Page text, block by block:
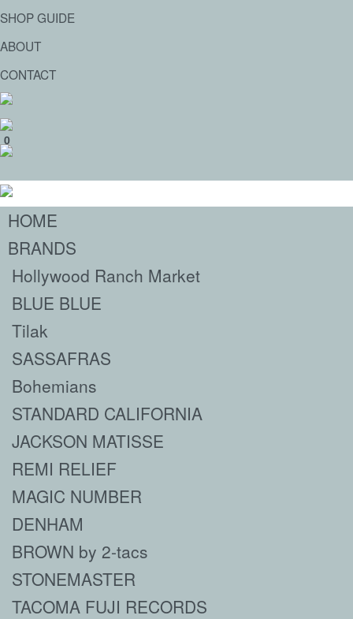
SHOP GUIDE
ABOUT
CONTACT
0
HOME
BRANDS
Hollywood Ranch Market
BLUE BLUE
Tilak
SASSAFRAS
Bohemians
STANDARD CALIFORNIA
JACKSON MATISSE
REMI RELIEF
MAGIC NUMBER
DENHAM
BROWN by 2-tacs
STONEMASTER
TACOMA FUJI RECORDS